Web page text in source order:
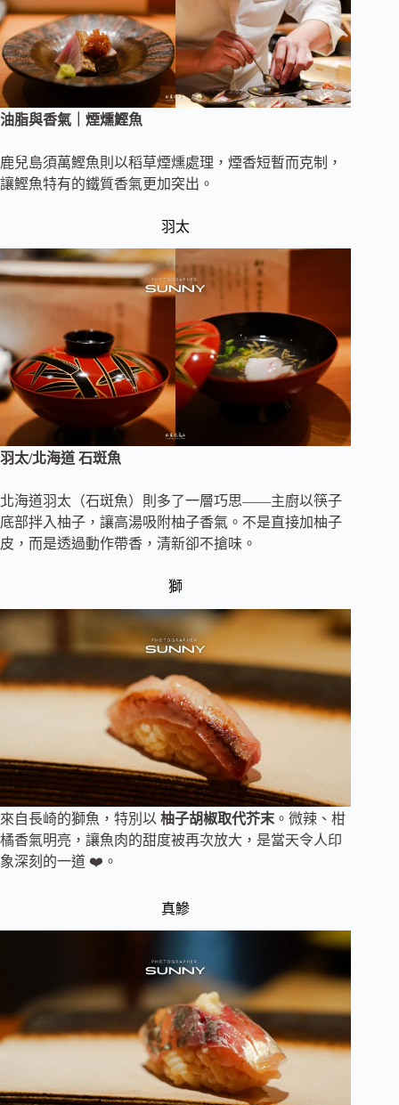
油脂與香氣｜煙燻鰹魚
鹿兒島須萬鰹魚則以稻草煙燻處理，煙香短暫而克制，
讓鰹魚特有的鐵質香氣更加突出。
羽太
羽太/北海道 石斑魚
北海道羽太（石斑魚）則多了一層巧思——主廚以筷子
底部拌入柚子，讓高湯吸附柚子香氣。不是直接加柚子
皮，而是透過動作帶香，清新卻不搶味。
獅
來自長崎的獅魚，特別以 柚子胡椒取代芥末 。微辣、柑
橘香氣明亮，讓魚肉的甜度被再次放大，是當天令人印
象深刻的一道 ❤️。
真鰺